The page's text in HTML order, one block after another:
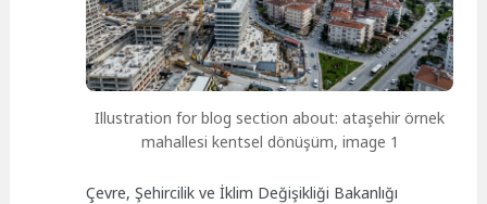
Illustration for blog section about: ataşehir örnek
mahallesi kentsel dönüşüm, image 1
Çevre, Şehircilik ve İklim Değişikliği Bakanlığı